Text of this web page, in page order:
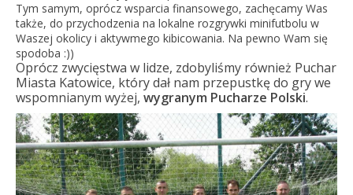
Tym samym, oprócz wsparcia finansowego, zachęcamy Was
także, do przychodzenia na lokalne rozgrywki minifutbolu w
Waszej okolicy i aktywmego kibicowania. Na pewno Wam się
spodoba :))
Oprócz zwycięstwa w lidze, zdobyliśmy również Puchar
Miasta Katowice, który dał nam przepustkę do gry we
wspomnianym wyżej, wygranym Pucharze Polski.